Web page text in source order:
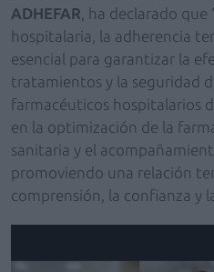
ADHEFAR , ha declarado
hospitalaria, la adherencia
esencial para garantizar la
tratamientos y la seguridad
farmacéuticos hospitalarios
en la optimización de la
sanitaria y el
promoviendo una relación
comprensión, la confianza y